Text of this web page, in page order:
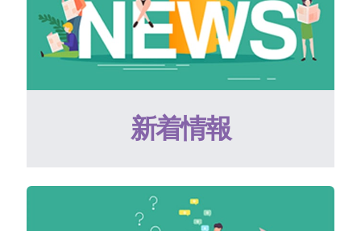
新着情報